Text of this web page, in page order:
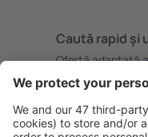
Caută rapid şi
Ofertă adaptată
Planifică ȋn
Rezervare fără